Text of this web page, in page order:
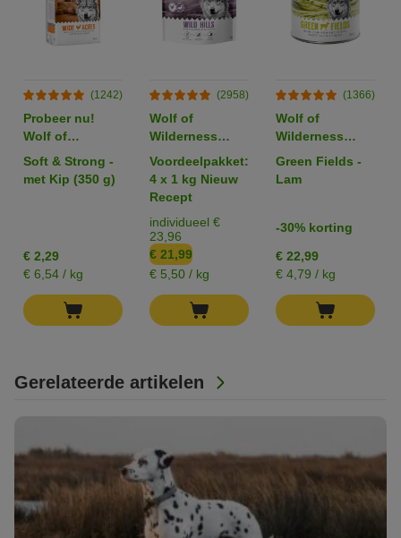
Gerelateerde artikelen
(1242)
Probeer nu!
Wolf of
Wilderness
Droogvoer voor
Honden
Soft & Strong -
met Kip (350 g)
€ 2,29
€ 6,54 / kg
(2958)
Wolf of
Wilderness
Adult "Wild
Hills" Eend -
Graanvrij
Voordeelpakket:
4 x 1 kg Nieuw
Recept
individueel €
23,96
€ 21,99
€ 5,50 / kg
(1366)
Wolf of
Wilderness
Hondenvoer 6 x
800 g
Green Fields -
Lam
-30% korting
€ 22,99
€ 4,79 / kg